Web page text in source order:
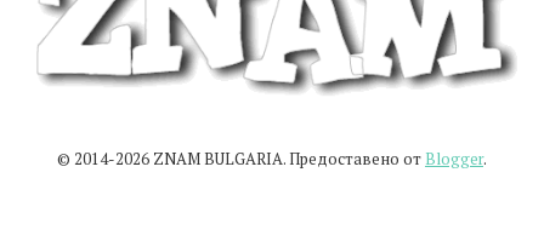
© 2014-2026 ZNAM BULGARIA. Предоставено от Blogger.